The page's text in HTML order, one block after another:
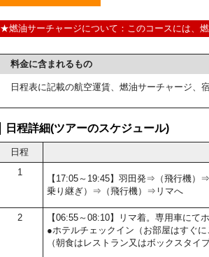
★燃油サーチャージについて：このコースには、
料金に含まれるもの
日程表に記載の航空運賃、燃油サーチャージ、
日程詳細(ツアーのスケジュール)
日程
1
【17:05～19:45】羽田発⇒（飛行機）
乗り継ぎ）⇒（飛行機）⇒リマへ
2
【06:55～08:10】リマ着。専用車にて
●ホテルチェックイン（お部屋はすぐに
（朝食はレストラン又はボックスタイ